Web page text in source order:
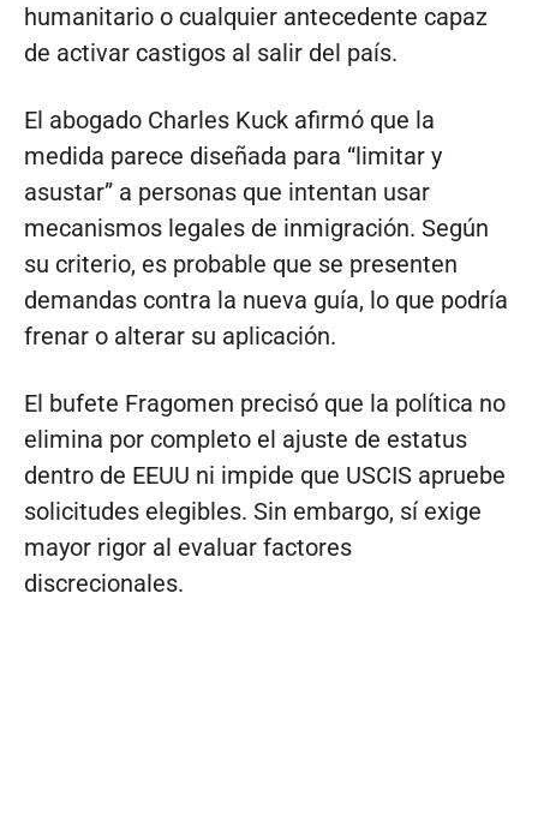
humanitario o cualquier antecedente capaz
de activar castigos al salir del país.
El abogado Charles Kuck afirmó que la
medida parece diseñada para “limitar y
asustar” a personas que intentan usar
mecanismos legales de inmigración. Según
su criterio, es probable que se presenten
demandas contra la nueva guía, lo que podría
frenar o alterar su aplicación.
El bufete Fragomen precisó que la política no
elimina por completo el ajuste de estatus
dentro de EEUU ni impide que USCIS apruebe
solicitudes elegibles. Sin embargo, sí exige
mayor rigor al evaluar factores
discrecionales.